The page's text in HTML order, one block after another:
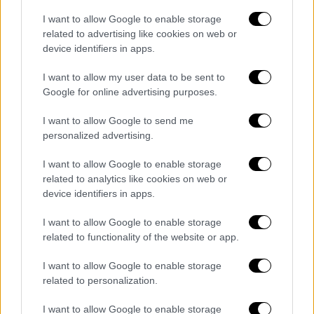
I want to allow Google to enable storage
related to advertising like cookies on web or
device identifiers in apps.
I want to allow my user data to be sent to
Google for online advertising purposes.
I want to allow Google to send me
personalized advertising.
I want to allow Google to enable storage
related to analytics like cookies on web or
device identifiers in apps.
I want to allow Google to enable storage
related to functionality of the website or app.
I want to allow Google to enable storage
related to personalization.
I want to allow Google to enable storage
video
Η ενημέρωση της ΑΕΚ
Η Ένωση χαρακτηρίζει προκλητική τη
διαιτησία του Γερμανού διαιτητή και μέσω
της ενημέρωσης που έδωσε, γνωστοποιεί
σε αγώνα της τον συγκεκριμένο ρέφερι.
Επίσης η ΑΕΚ ζητά να της δοθεί «πρόσβαση
στο ηχητικό υλικό των διαλόγων του VAR,